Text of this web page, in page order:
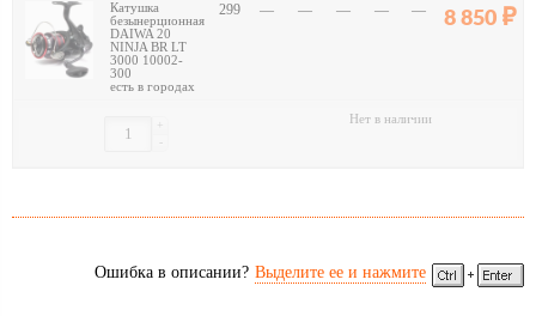
Катушка
безынерционная
DAIWA 20
NINJA BR LT
3000 10002-
300
есть в городах
299 — — — — — 8 850
-
+ Нет в наличии
Ошибка в описании? Выделите ее и нажмите